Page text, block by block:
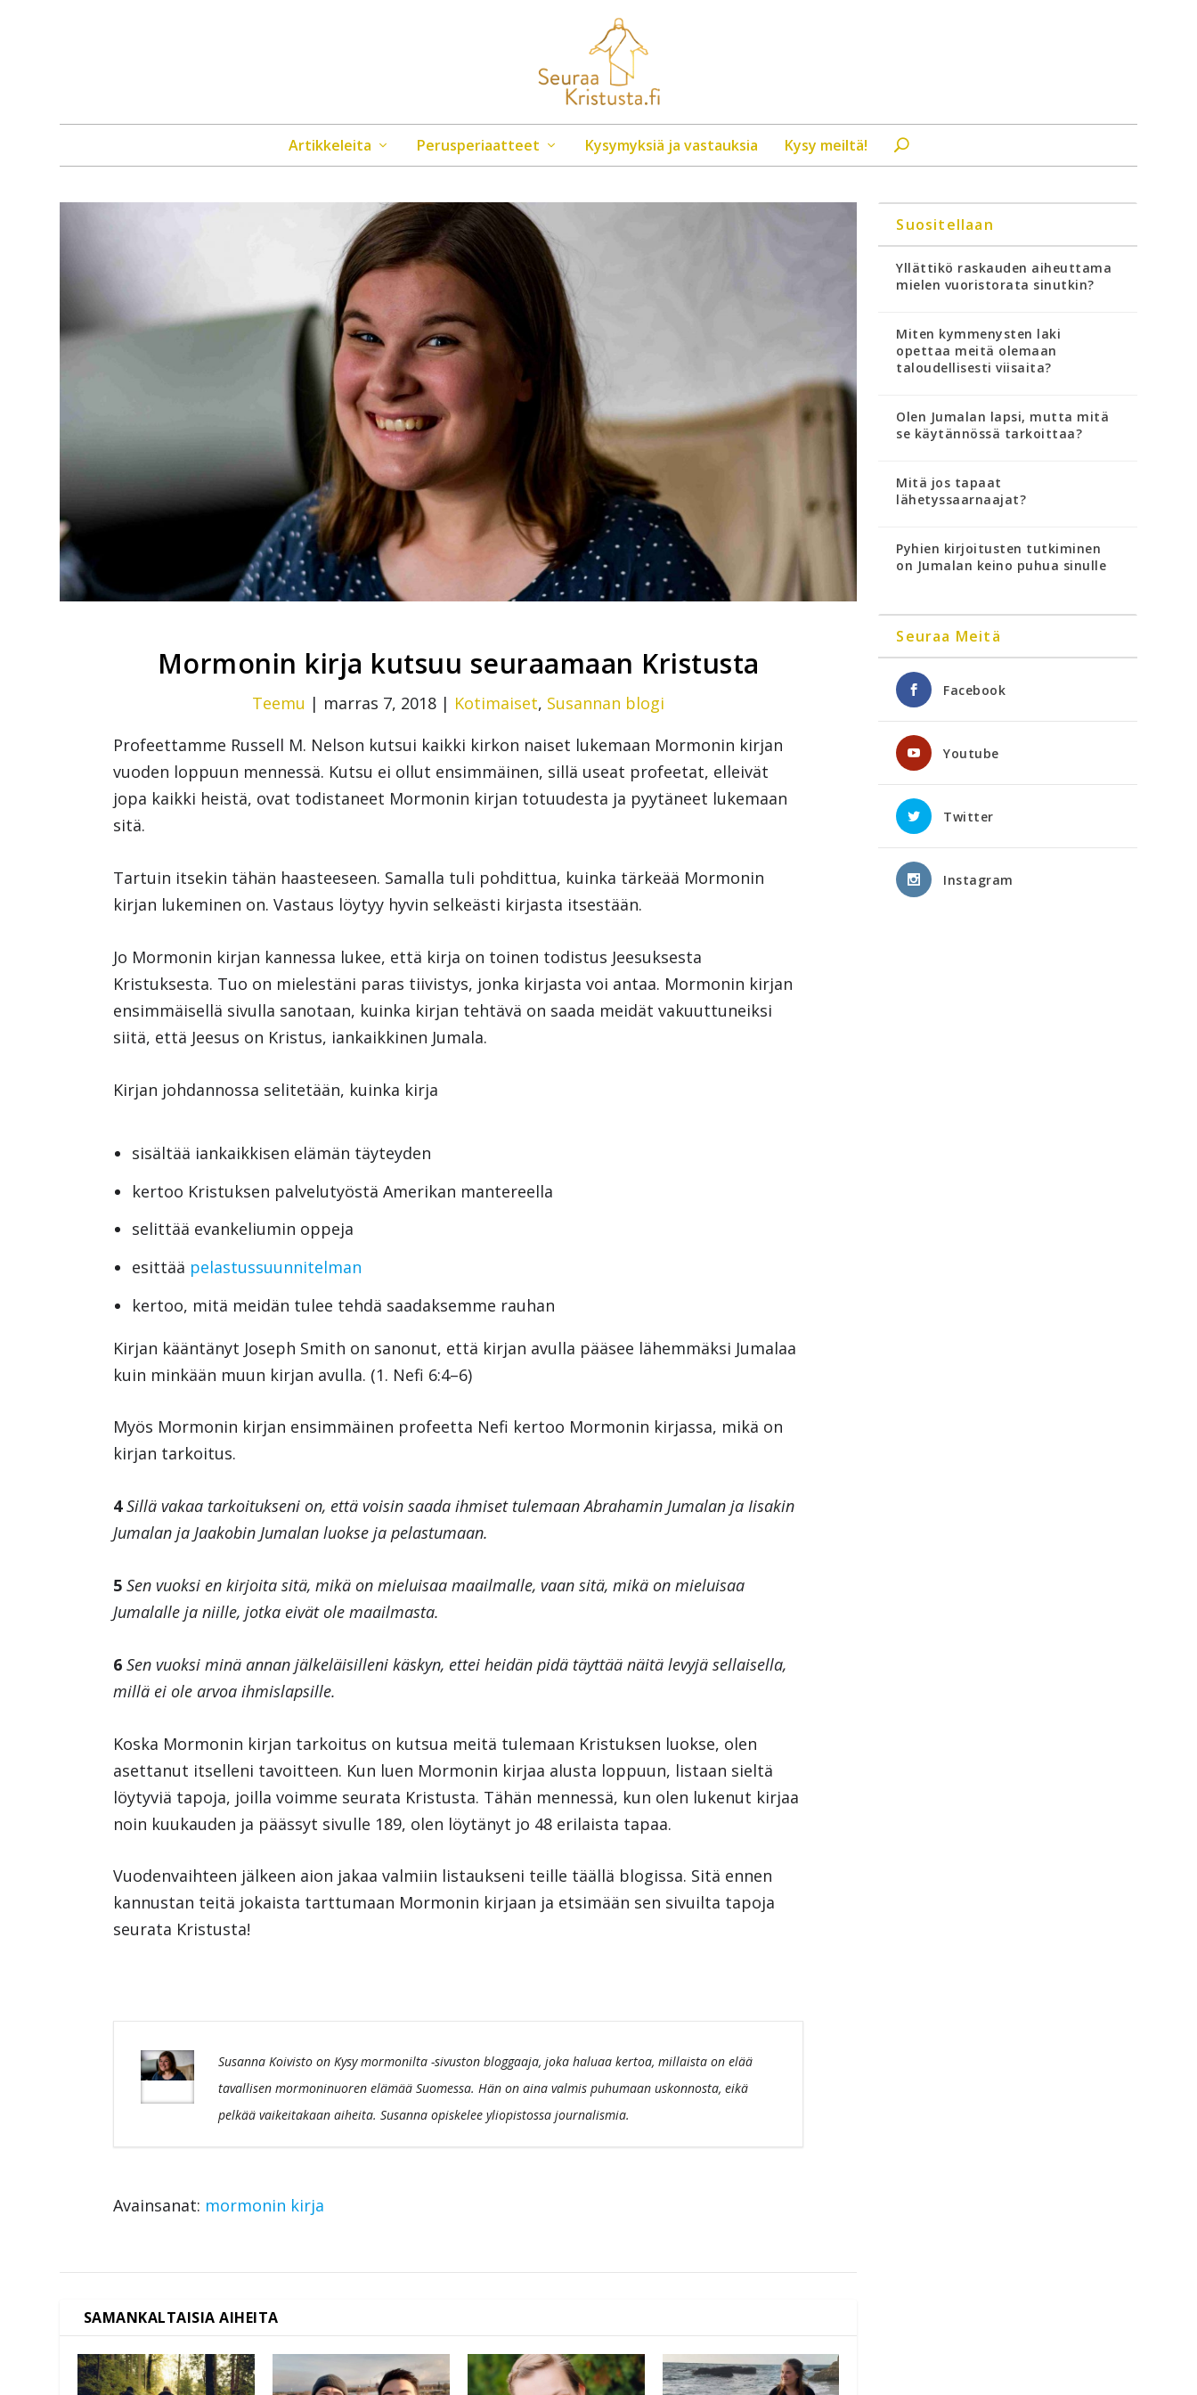
Artikkeleita Perusperiaatteet Kysymyksiä ja vastauksia Kysy meiltä!
Mormonin kirja kutsuu seuraamaan Kristusta
Teemu | marras 7, 2018 | Kotimaiset, Susannan blogi
Profeettamme Russell M. Nelson kutsui kaikki kirkon naiset lukemaan Mormonin kirjan
vuoden loppuun mennessä. Kutsu ei ollut ensimmäinen, sillä useat profeetat, elleivät
jopa kaikki heistä, ovat todistaneet Mormonin kirjan totuudesta ja pyytäneet lukemaan
sitä.
Tartuin itsekin tähän haasteeseen. Samalla tuli pohdittua, kuinka tärkeää Mormonin
kirjan lukeminen on. Vastaus löytyy hyvin selkeästi kirjasta itsestään.
Jo Mormonin kirjan kannessa lukee, että kirja on toinen todistus Jeesuksesta
Kristuksesta. Tuo on mielestäni paras tiivistys, jonka kirjasta voi antaa. Mormonin kirjan
ensimmäisellä sivulla sanotaan, kuinka kirjan tehtävä on saada meidät vakuuttuneiksi
siitä, että Jeesus on Kristus, iankaikkinen Jumala.
Kirjan johdannossa selitetään, kuinka kirja
sisältää iankaikkisen elämän täyteyden
kertoo Kristuksen palvelutyöstä Amerikan mantereella
selittää evankeliumin oppeja
esittää pelastussuunnitelman
kertoo, mitä meidän tulee tehdä saadaksemme rauhan
Kirjan kääntänyt Joseph Smith on sanonut, että kirjan avulla pääsee lähemmäksi Jumalaa
kuin minkään muun kirjan avulla. (1. Nefi 6:4–6)
Myös Mormonin kirjan ensimmäinen profeetta Nefi kertoo Mormonin kirjassa, mikä on
kirjan tarkoitus.
4Sillä vakaa tarkoitukseni on, että voisin saada ihmiset tulemaan Abrahamin Jumalan ja Iisakin
Jumalan ja Jaakobin Jumalan luokse ja pelastumaan.
5Sen vuoksi en kirjoita sitä, mikä on mieluisaa maailmalle, vaan sitä, mikä on mieluisaa
Jumalalle ja niille, jotka eivät ole maailmasta.
6Sen vuoksi minä annan jälkeläisilleni käskyn, ettei heidän pidä täyttää näitä levyjä sellaisella,
millä ei ole arvoa ihmislapsille.
Koska Mormonin kirjan tarkoitus on kutsua meitä tulemaan Kristuksen luokse, olen
asettanut itselleni tavoitteen. Kun luen Mormonin kirjaa alusta loppuun, listaan sieltä
löytyviä tapoja, joilla voimme seurata Kristusta. Tähän mennessä, kun olen lukenut kirjaa
noin kuukauden ja päässyt sivulle 189, olen löytänyt jo 48 erilaista tapaa.
Vuodenvaihteen jälkeen aion jakaa valmiin listaukseni teille täällä blogissa. Sitä ennen
kannustan teitä jokaista tarttumaan Mormonin kirjaan ja etsimään sen sivuilta tapoja
seurata Kristusta!
Susanna Koivisto on Kysy mormonilta -sivuston bloggaaja, joka haluaa kertoa, millaista on elää
tavallisen mormoninuoren elämää Suomessa. Hän on aina valmis puhumaan uskonnosta, eikä
pelkää vaikeitakaan aiheita. Susanna opiskelee yliopistossa journalismia.
Avainsanat: mormonin kirja
Suositellaan
Yllättikö raskauden aiheuttama
mielen vuoristorata sinutkin?
Miten kymmenysten laki
opettaa meitä olemaan
taloudellisesti viisaita?
Olen Jumalan lapsi, mutta mitä
se käytännössä tarkoittaa?
Mitä jos tapaat
lähetyssaarnaajat?
Pyhien kirjoitusten tutkiminen
on Jumalan keino puhua sinulle
Seuraa Meitä
Facebook
Youtube
Twitter
Instagram